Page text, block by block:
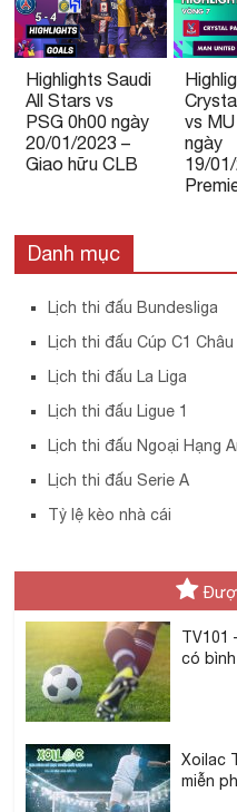
Highlights Saudi
All Stars vs
PSG 0h00 ngày
20/01/2023 –
Giao hữu CLB
vs
ngày
19/
Danh mục
Lịch thi đấu Bundesliga
Lịch thi đấu Cúp C1 Châu
Lịch thi đấu La Liga
Lịch thi đấu Ligue 1
Lịch thi đấu Ngoại Hạng
Lịch thi đấu Serie A
Tỷ lệ kèo nhà cái
TV101
có
Xoilac
miễn